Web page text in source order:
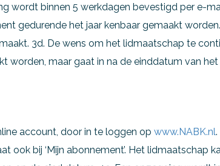
wordt binnen 5 werkdagen bevestigd per e-
gedurende het jaar kenbaar gemaakt
3d. De wens om het lidmaatschap te
worden, maar gaat in na de einddatum van
account, door in te loggen op www.NABK.nl
ook bij ‘Mijn abonnement’. Het